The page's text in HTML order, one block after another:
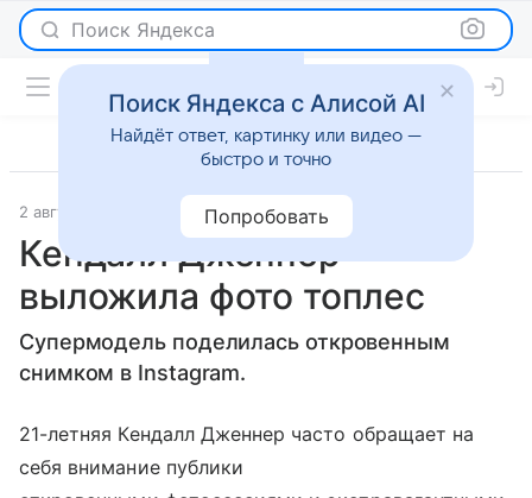
Поиск Яндекса
2 августа 2017 Светская жизнь
Кендалл Дженнер
выложила фото топлес
Супермодель поделилась откровенным
снимком в Instagram.
21-летняя Кендалл Дженнер часто обращает на
себя внимание публики
Поиск Яндекса с Алисой AI
Найдёт ответ, картинку или видео —
быстро и точно
Попробовать